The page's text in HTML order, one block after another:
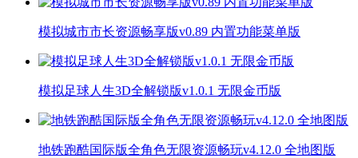
模拟城市市长资源畅享版v0.89 内置功能菜单版
模拟足球人生3D全解锁版v1.0.1 无限金币版
地铁跑酷国际版全角色无限资源畅玩v4.12.0 全地图版